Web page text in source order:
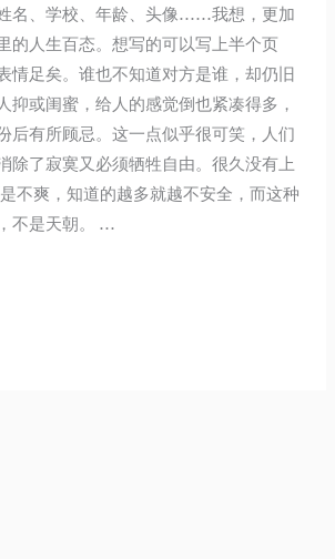
名、学校、年龄、头像……我想，更加
的人生百态。想写的可以写上半个页
情足矣。谁也不知道对方是谁，却仍旧
抑或闺蜜，给人的感觉倒也紧凑得多，
后有所顾忌。这一点似乎很可笑，人们
除了寂寞又必须牺牲自由。很久没有上
不爽，知道的越多就越不安全，而这种
不是天朝。 …